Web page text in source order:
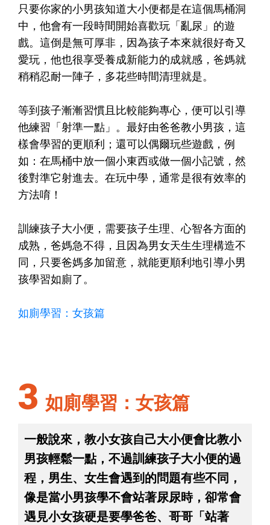
只要你家的小男孩知道大小便都是在這個馬桶洞
中，他會有一段時間開始喜歡玩「亂尿」的遊
戲。這倒是無可厚非，因為孩子本來就很好奇又
愛玩，他也很享受養成新能力的成就感，爸媽就
稍稍忍耐一陣子，多花些時間清理就是。
等到孩子漸漸習慣且比較能夠專心，便可以引導
他練習「射準一點」。最好由爸爸教小男孩，這
樣會學習的更順利；還可以偶爾玩些遊戲，例
如：在馬桶中放一個小東西或做一個小記號，然
後對準它射進去。在玩中學，通常是很有效率的
方法唷！
訓練孩子大小便，需要孩子生理、心智各方面的
成熟，爸媽急不得，且因為男女天生生理構造不
同，只要爸媽多加留意，就能更順利地引導小男
孩學習如廁了。
如廁學習：女孩篇
3 如廁學習：女孩篇
一般說來，教小女孩自己大小便會比教小
男孩輕鬆一點，不過訓練孩子大小便的過
程，男生、女生會遇到的問題有些不同，
像是當小男孩學不會站著尿尿時，卻常會
遇見小女孩硬是要學爸爸、哥哥「站著